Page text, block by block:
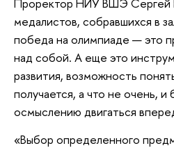
Проректор НИУ ВШЭ Сергей
медалистов, собравшихся в
победа на олимпиаде — это
над собой. А еще это
развития, возможность
получается, а что не очень, и
осмыслению двигаться
«Выбор определенного